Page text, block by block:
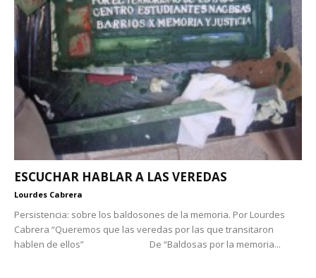
ESCUCHAR HABLAR A LAS VEREDAS
Lourdes Cabrera
Persistencia: sobre los baldosones de la memoria. Por Lourdes
Cabrera “Queremos que las veredas por las que transitaron
hablen de ellos” De “Baldosas por la memoria...